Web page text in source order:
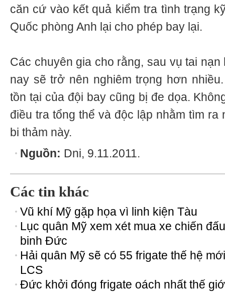
căn cứ vào kết quả kiểm tra tình trạng
Quốc phòng Anh lại cho phép bay lại.
Các chuyên gia cho rằng, sau vụ tai
nay sẽ trở nên nghiêm trọng hơn
tồn tại của đội bay cũng bị đe dọa.
điều tra tổng thể và độc lập nhằm tìm
bi thảm này.
Nguồn: Dni, 9.11.2011.
Các tin khác
Vũ khí Mỹ gặp họa vì linh kiện Tàu
Lục quân Mỹ xem xét mua xe chiến
binh Đức
Hải quân Mỹ sẽ có 55 frigate thế hệ mới
LCS
Đức khởi đóng frigate oách nhất thế